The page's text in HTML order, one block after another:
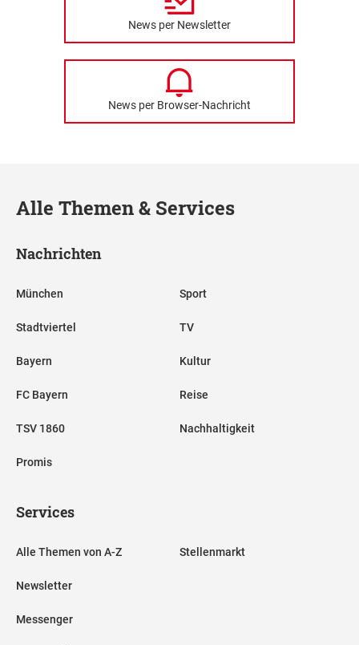
News per Newsletter
News per Browser-Nachricht
Alle Themen & Services
Nachrichten
München
Stadtviertel
Bayern
FC Bayern
TSV 1860
Promis
Sport
TV
Kultur
Reise
Nachhaltigkeit
Services
Alle Themen von A-Z
Newsletter
Messenger
Stellenmarkt